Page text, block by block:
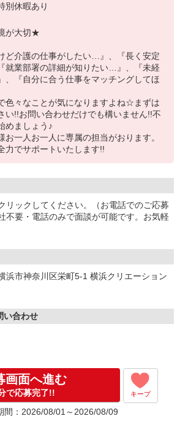
別休暇あり
が大切★
ど介護の仕事がしたい…』、『長く安定
就業部署の詳細が知りたい…』、『未経
『自分に合う仕事をマッチングしてほ
色々なことが気になりますよね☆まずは
い!!お問い合わせだけでも構いません!!不
めましょう♪
お一人お一人に専属の担当がおります。
力でサポートいたします!!
リックしてください。（お電話でのご応募
不要・電話のみで面談が可能です。お気軽
浜市神奈川区栄町5-1 横浜クリエーション
い合わせ
画面へ進む
で応募完了!! キープ
間：2026/08/01～2026/08/09